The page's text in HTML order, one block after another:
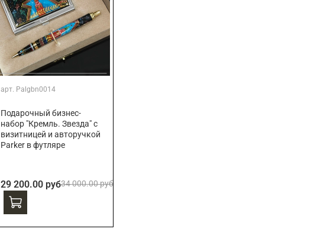
арт. Palgbn0014
Подарочный бизнес-
набор "Кремль. Звезда" с
визитницей и авторучкой
Parker в футляре
29 200.00 руб34 000.00 руб